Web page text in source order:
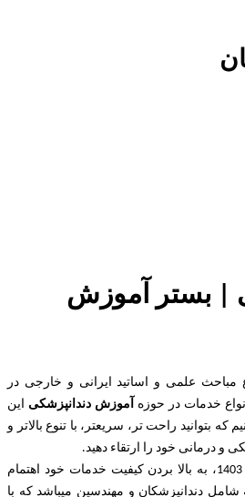
| بستر آموزش
مباحث علمی و اساتید ایرانی و خارجی در
خدمات در حوزه آموزش دندانپزشکی این
که بتوانید راحت تر، سریعتر، با تنوع بالاتر و
و درمانی خود را ارتقاء دهید.
از سال 1403، به بالا بردن کیفیت خدمات خود اهتمام
دندانپزشکان و مهندسین میباشد که با